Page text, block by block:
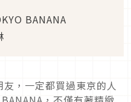
BANANA
，一定都買過東京的人